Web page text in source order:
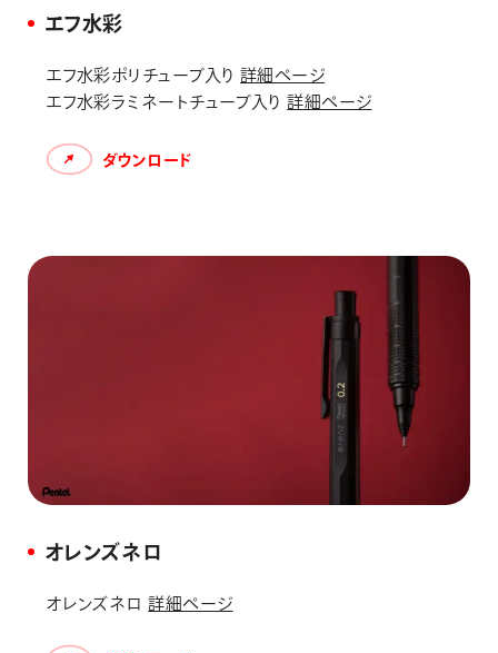
エフ水彩
エフ水彩ポリチューブ入り 詳細ページ
エフ水彩ラミネートチューブ入り詳細ページ
ダウンロード
オレンズネロ
オレンズネロ詳細ページ